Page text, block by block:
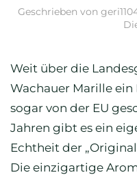
Geschrieben von
Weit über die
Wachauer Marille
sogar von der EU
Jahren gibt es ein
Echtheit der
Die einzigartige